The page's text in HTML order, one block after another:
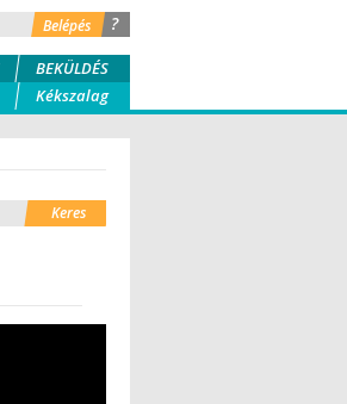
?
BEKÜLDÉS
Kékszalag